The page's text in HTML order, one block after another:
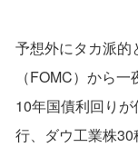
予想外にタカ派的
（FOMC）から
10年国債利回り
行、ダウ工業株